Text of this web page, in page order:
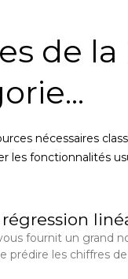
de
nécessaires
les fonctionnalités
fournit un grand
prédire les chiffres
a
g
e